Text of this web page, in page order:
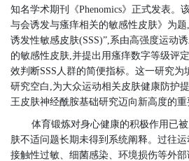
知名学术期刊《Phenomics》正式发表。
与会诱发与瘙痒相关的敏感性皮肤》为
诱发性敏感皮肤(SSS)”,系由高强度运动
的敏感性皮肤,并提出用瘙痒数字等级评
效判断SSS人群的简便指标。这一研究
研究空白,为大众运动相关皮肤健康防护
王皮肤神经酰胺基础研究迈向新高度的重
体育锻炼对身心健康的积极作用已
肤不适问题长期未得到系统阐释。过往
接触性过敏、细菌感染、环境损伤等外